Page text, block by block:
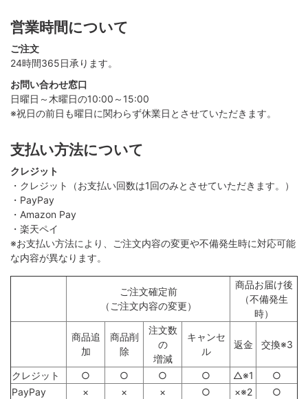
営業時間について
ご注文
24時間365日承ります。
お問い合わせ窓口
日曜日～木曜日の10:00～15:00
※祝日の前日も曜日に関わらず休業日とさせていただきます。
支払い方法について
クレジット
・クレジット（お支払い回数は1回のみとさせていただきます。）
・PayPay
・Amazon Pay
・楽天ペイ
※お支払い方法により、ご注文内容の変更や不備発生時に対応可能
な内容が異なります。
ご注文確定前
（ご注文内容の変更）
商品お届け後
（不備発生
時）
商品追
加
商品削
除
注文数
の
増減
キャンセ
ル
返金 交換※3
クレジット ○ ○ ○ ○ △※1
○
PayPay
× × × ○ ×※2
○